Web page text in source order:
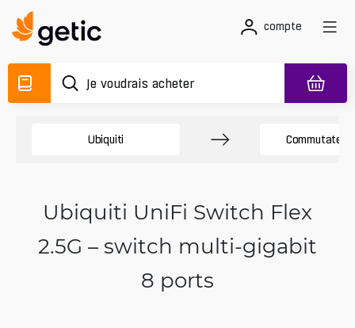
compte
Ubiquiti
Ubiquiti UniFi Switch Flex
2.5G – switch multi-gigabit
8 ports